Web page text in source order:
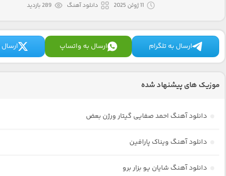
11 ژوئن 2025 دانلود آهنگ 289 بازدید
ارسال به تلگرام ارسال به واتساپ ارسال
موزیک های پیشنهاد شده
دانلود آهنگ احمد صفایی گیتار ورژن بعض
دانلود آهنگ ویناک پارافین
دانلود آهنگ شایان یو بزار برو